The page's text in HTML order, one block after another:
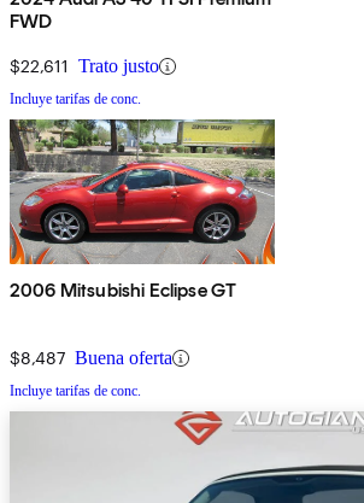
FWD
$22,611 Trato justo
Incluye tarifas de conc.
2006 Mitsubishi Eclipse GT
$8,487 Buena oferta
Incluye tarifas de conc.